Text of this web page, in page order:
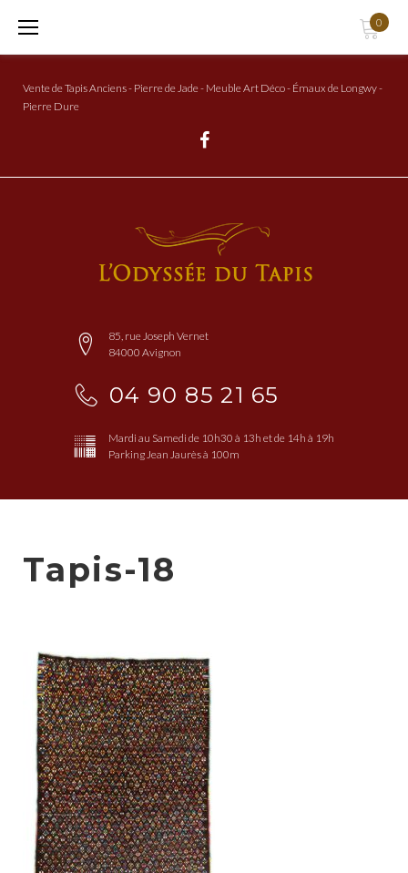
0
Vente de Tapis Anciens - Pierre de Jade - Meuble Art Déco - Émaux de Longwy -
Pierre Dure
85, rue Joseph Vernet
84000 Avignon
04 90 85 21 65
Mardi au Samedi de 10h30 à 13h et de 14h à 19h
Parking Jean Jaurès à 100m
Tapis-18